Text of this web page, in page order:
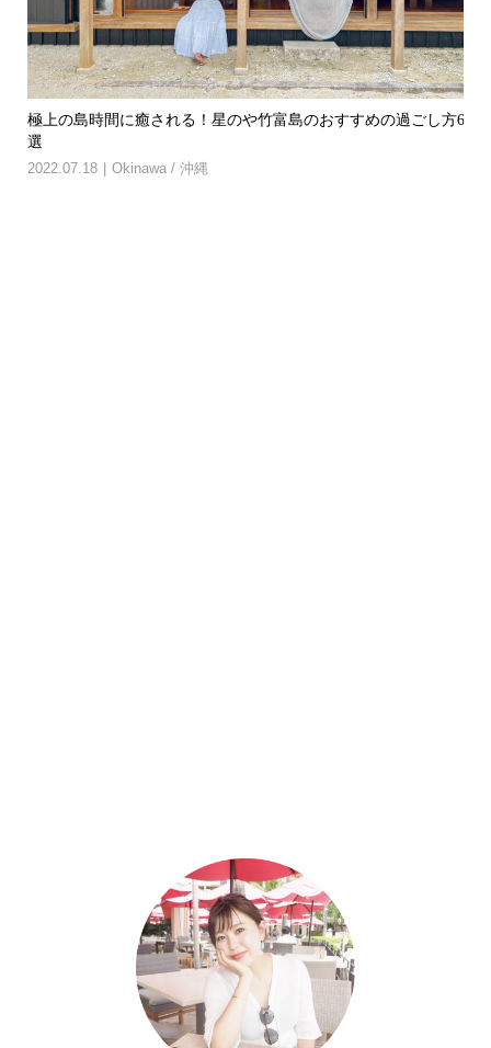
極上の島時間に癒される！星のや竹富島のおすすめの過ごし方6
選
2022.07.18
Okinawa / 沖縄